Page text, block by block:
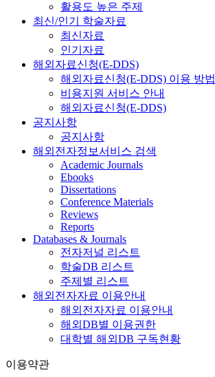
활용도 높은 주제
최신/인기 학술자료
최신자료
인기자료
해외자료신청(E-DDS)
해외자료신청(E-DDS) 이용 방법
비용지원 서비스 안내
해외자료신청(E-DDS)
공지사항
공지사항
해외전자정보서비스 검색
Academic Journals
Ebooks
Dissertations
Conference Materials
Reviews
Reports
Databases & Journals
전자저널 리스트
학술DB 리스트
주제별 리스트
해외전자자료 이용안내
해외전자자료 이용안내
해외DB별 이용권한
대학별 해외DB 구독현황
이용약관